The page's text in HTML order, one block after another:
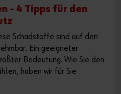
- 4 Tipps für den
Schadstoffe sind auf den
Ein geeigneter
Bedeutung. Wie Sie den
haben wir für Sie